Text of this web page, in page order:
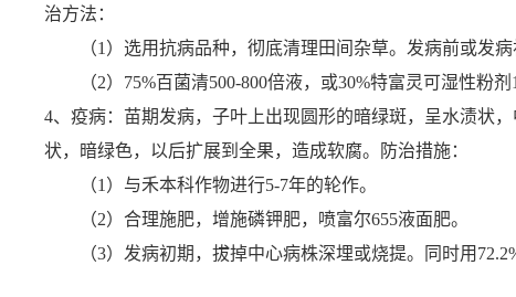
治方法 ：
（1）选用抗病品种，彻底清理田间杂草。发病前或发病
（2）75%百菌清500-800倍液，或30%特富灵可湿性粉剂
4、 疫病：苗期发病，子叶上出现圆形的暗绿斑，呈水渍状
状，暗绿色，以后扩展到全果，造成软腐。防治措施：
（1）与禾本科作物进行5-7年的轮作。
（2）合理施肥，增施磷钾肥，喷富尔655液面肥。
（3）发病初期，拔掉中心病株深埋或烧提。同时用